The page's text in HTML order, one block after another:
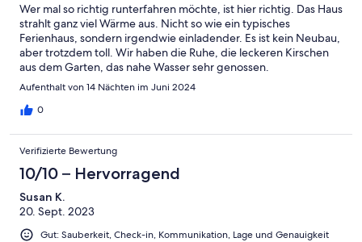
Wer mal so richtig runterfahren möchte, ist hier richtig. Das Haus
strahlt ganz viel Wärme aus. Nicht so wie ein typisches
Ferienhaus, sondern irgendwie einladender. Es ist kein Neubau,
aber trotzdem toll. Wir haben die Ruhe, die leckeren Kirschen
aus dem Garten, das nahe Wasser sehr genossen.
Aufenthalt von 14 Nächten im Juni 2024
0
Verifizierte Bewertung
10/10 – Hervorragend
Susan K.
20. Sept. 2023
Gut: Sauberkeit, Check-in, Kommunikation, Lage und Genauigkeit